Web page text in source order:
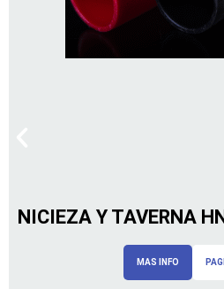
NICIEZA Y TAVERNA
MAS INFO